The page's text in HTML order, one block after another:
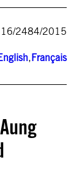
16/2484/2015
,Français